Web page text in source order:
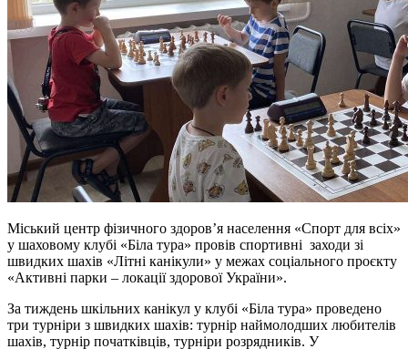
Міський центр фізичного здоров’я населення «Спорт для всіх»
у шаховому клубі «Біла тура» провів спортивні заходи зі
швидких шахів «Літні канікули» у межах соціального проєкту
«Активні парки – локації здорової України».
За тиждень шкільних канікул у клубі «Біла тура» проведено
три турніри з швидких шахів: турнір наймолодших любителів
шахів, турнір початківців, турніри розрядників. У